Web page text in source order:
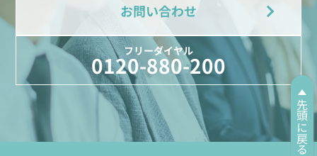
イヤホン付きクリップマイクロホン
お問い合わせ
フリーダイヤル
0120-880-200
先頭に戻る